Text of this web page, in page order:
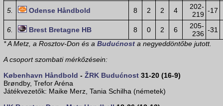
5. Odense Håndbold 8 2 2 4
202-
219 -17
6. Brest Bretagne HB 8 0 2 6
205-
236 -31
* A Metz, a Rosztov-Don és a Budućnost a negyeddöntőbe jutott.
A csoport szombati mérkőzésein:
København Håndbold - ŽRK Budućnost 31-20 (16-9)
Brøndby, Trefor Aréna
Játékvezetők: Maike Merz, Tania Schilha (németek)